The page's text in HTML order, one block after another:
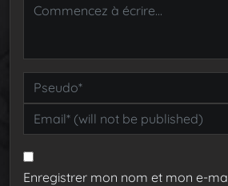
Enregistrer mon nom et mon e-